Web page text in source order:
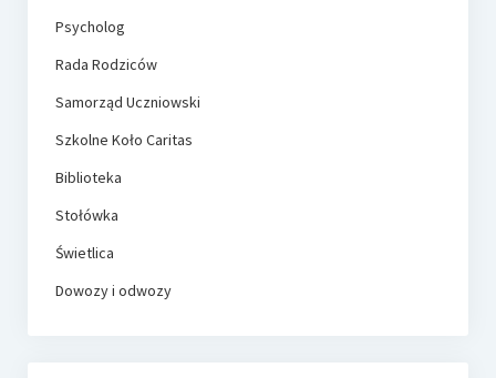
Psycholog
Rada Rodziców
Samorząd Uczniowski
Szkolne Koło Caritas
Biblioteka
Stołówka
Świetlica
Dowozy i odwozy